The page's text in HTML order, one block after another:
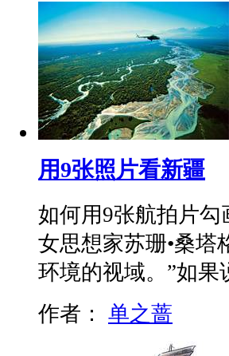
用9张照片看新疆
如何用9张航拍片
女思想家苏珊•桑塔
环境的视域。”如
作者： 单之蔷